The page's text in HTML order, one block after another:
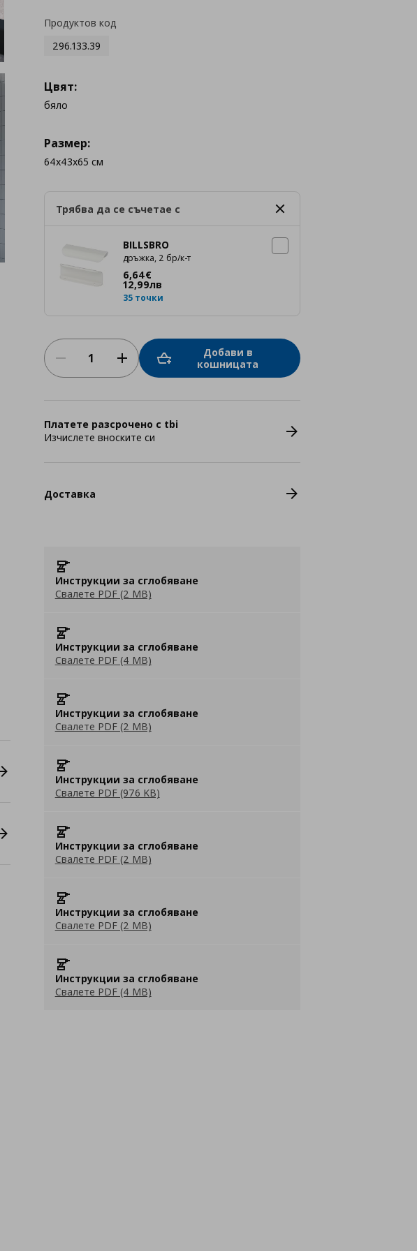
Продуктов код
296.133.39
Цвят:
бяло
Размер:
64x43x65 см
Трябва да се съчетае с
BILLSBRO
дръжка, 2 бр/к-т
6,64€
Цена6,64 €
12,99лв
35 точки
Добави в
кошницата
Платете разсрочено с tbi
Изчислете вноските си
Доставка
Инструкции за сглобяване
Свалете PDF (2 MB)
Инструкции за сглобяване
Свалете PDF (4 MB)
Инструкции за сглобяване
Свалете PDF (2 MB)
Инструкции за сглобяване
Свалете PDF (976 KB)
Инструкции за сглобяване
Свалете PDF (2 MB)
Инструкции за сглобяване
Свалете PDF (2 MB)
Инструкции за сглобяване
Свалете PDF (4 MB)